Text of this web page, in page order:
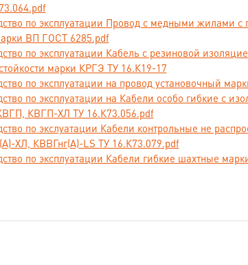
для передачи и распределения
номинальное переменное напряжение 0,66 и 1 кВ
сечение основных жил кабелей, мм²:1,5; 2,5; 4; 6; 10;
1000.
по эксплуатации Провод с медными жилами
ВП ГОСТ 6285.pdf
по эксплуатации Кабель с резиновой
марки КРГЭ ТУ 16.К19-17
по эксплуатации на провод установочный
по эксплуатации на Кабели особо гибкие с
КВГП-ХЛ ТУ 16.К73.056.pdf
по экслуатации Кабели контрольные не
ХЛ, КВВГнг(А)-LS ТУ 16.К73.079.pdf
по эксплуатации Кабели гибкие шахтные